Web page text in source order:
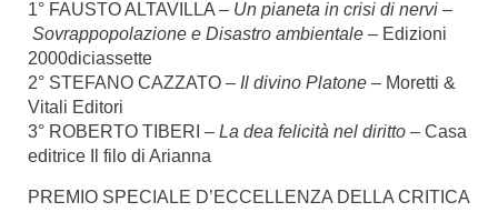
1° FAUSTO ALTAVILLA – Un pianeta in crisi di nervi –
Sovrappopolazione e Disastro ambientale – Edizioni
2000diciassette
2° STEFANO CAZZATO – Il divino Platone – Moretti &
Vitali Editori
3° ROBERTO TIBERI – La dea felicità nel diritto – Casa
editrice Il filo di Arianna
PREMIO SPECIALE D’ECCELLENZA DELLA CRITICA